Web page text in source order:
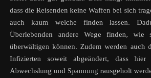
dass die Reisenden keine Waffen bei sich
auch kaum welche finden lassen.
Überlebenden andere Wege finden, wie
überwältigen können. Zudem werden auch
Infizierten soweit abgeändert, dass
Abwechslung und Spannung rausgeholt